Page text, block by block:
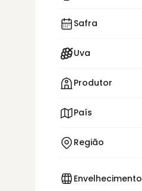
Safra
Uva
Produtor
País
Região
Envelhecimento